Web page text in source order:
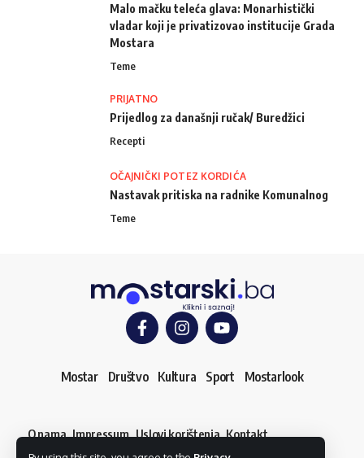
Malo mačku teleća glava: Monarhistički
vladar koji je privatizovao institucije Grada
Mostara
Teme
PRIJATNO
Prijedlog za današnji ručak/ Buredžici
Recepti
OČAJNIČKI POTEZ KORDIĆA
Nastavak pritiska na radnike Komunalnog
Teme
Mostar Društvo Kultura Sport Mostarlook
O nama Impressum Uslovi korištenja Kontakt
Dojavi vijest